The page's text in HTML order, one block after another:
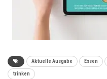
Aktuelle Ausgabe Essen
trinken